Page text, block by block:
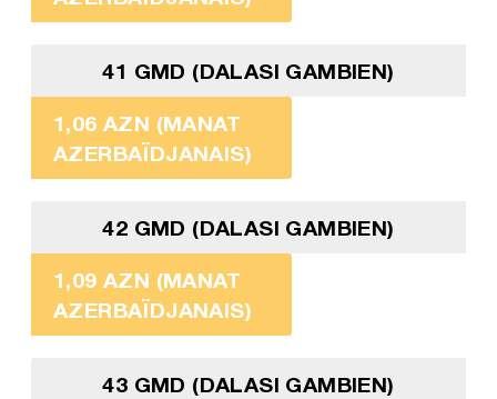
41 GMD (DALASI GAMBIEN)
1,06 AZN (MANAT
AZERBAÏDJANAIS)
42 GMD (DALASI GAMBIEN)
1,09 AZN (MANAT
AZERBAÏDJANAIS)
43 GMD (DALASI GAMBIEN)